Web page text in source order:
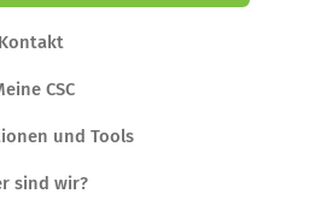
Kontakt
CSC
und Tools
sind wir?